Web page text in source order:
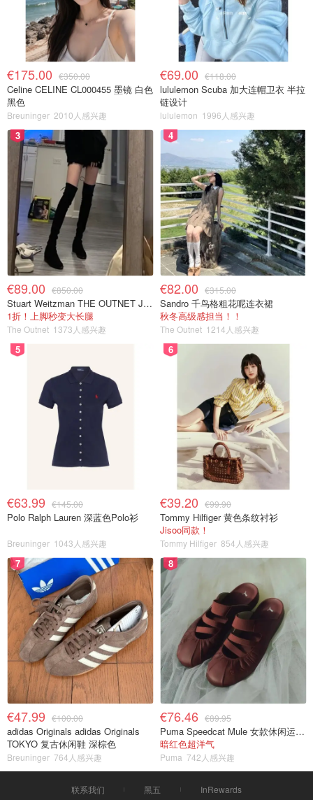
€175.00 €350.00
Celine CELINE CL000455 墨镜 白色
黑色
Breuninger 2010人感兴趣
€69.00 €118.00
lululemon Scuba 加大连帽卫衣 半拉
链设计
lululemon 1996人感兴趣
3
€89.00 €850.00
Stuart Weitzman THE OUTNET Jocey 弹力绒面过膝靴
1折！上脚秒变大长腿
The Outnet 1373人感兴趣
4
€82.00 €315.00
Sandro 千鸟格粗花呢连衣裙
秋冬高级感担当！！
The Outnet 1214人感兴趣
5
€63.99 €145.00
Polo Ralph Lauren 深蓝色Polo衫
Breuninger 1043人感兴趣
6
€39.20 €99.90
Tommy Hilfiger 黄色条纹衬衫
Jisoo同款！
Tommy Hilfiger 854人感兴趣
7
€47.99 €100.00
adidas Originals adidas Originals
TOKYO 复古休闲鞋 深棕色
Breuninger 764人感兴趣
8
€76.46 €89.95
Puma Speedcat Mule 女款休闲运动鞋
暗红色超洋气
Puma 742人感兴趣
联系我们 黑五 InRewards